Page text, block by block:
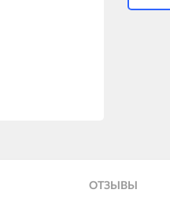
ОТЗЫВЫ